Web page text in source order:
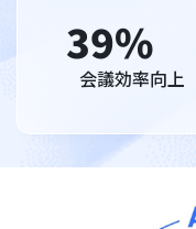
39%
会議効率向上